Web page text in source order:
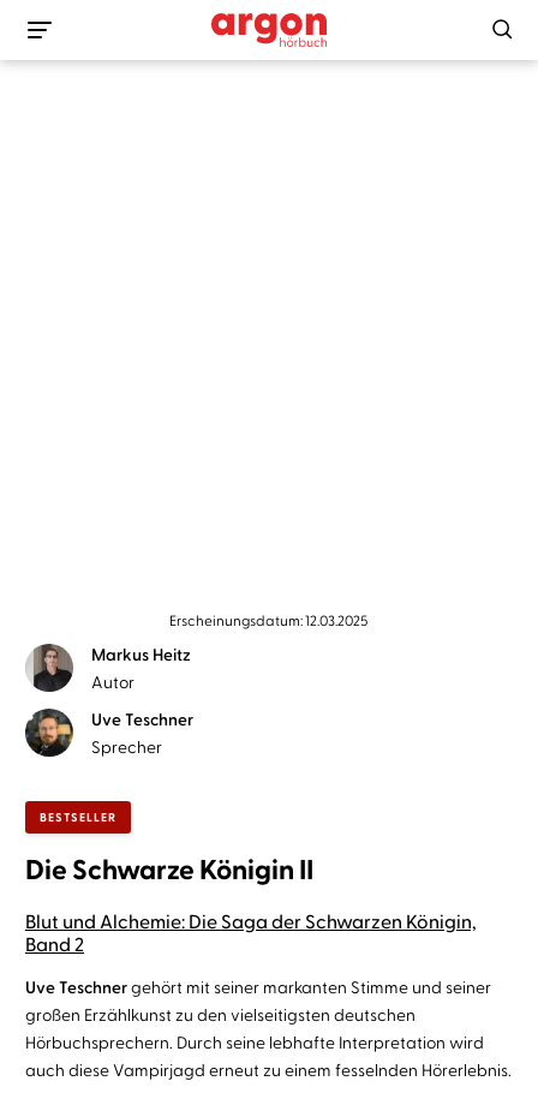
Erscheinungsdatum: 12.03.2025
Markus Heitz
Autor
Uve Teschner
Sprecher
BESTSELLER
Die Schwarze Königin II
Blut und Alchemie: Die Saga der Schwarzen Königin,
Band 2
Uve Teschnergehört mit seiner markanten Stimme und seiner
großen Erzählkunst zu den vielseitigsten deutschen
Hörbuchsprechern. Durch seine lebhafte Interpretation wird
auch diese Vampirjagd erneut zu einem fesselnden Hörerlebnis.